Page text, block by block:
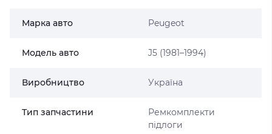
Марка авто Peugeot
Модель авто J5 (1981–1994)
Виробництво Україна
Тип запчастини
Ремкомплекти
підлоги